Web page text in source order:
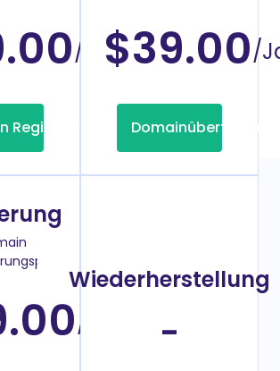
/Jahr
Registrierung
$39.00/
Domainübertragung
/Jahr
Wiederherstellung
-